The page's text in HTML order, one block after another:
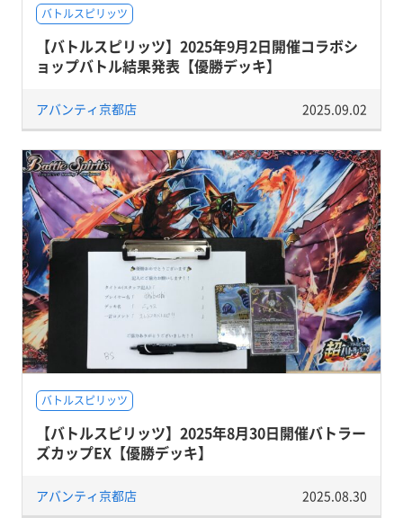
バトルスピリッツ
【バトルスピリッツ】2025年9月2日開催コラボシ
ョップバトル結果発表【優勝デッキ】
アバンティ京都店 2025.09.02
バトルスピリッツ
【バトルスピリッツ】2025年8月30日開催バトラー
ズカップEX【優勝デッキ】
アバンティ京都店 2025.08.30